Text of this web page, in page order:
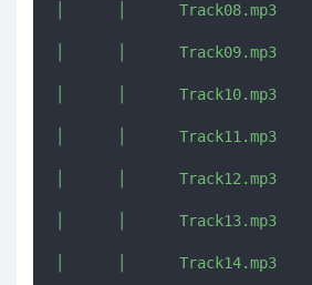
│      │      Track08.mp3
│      │      Track09.mp3
│      │      Track10.mp3
│      │      Track11.mp3
│      │      Track12.mp3
│      │      Track13.mp3
│      │      Track14.mp3